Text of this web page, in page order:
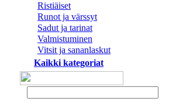
Ristiäiset
Runot ja värssyt
Sadut ja tarinat
Valmistuminen
Vitsit ja sananlaskut
Kaikki kategoriat